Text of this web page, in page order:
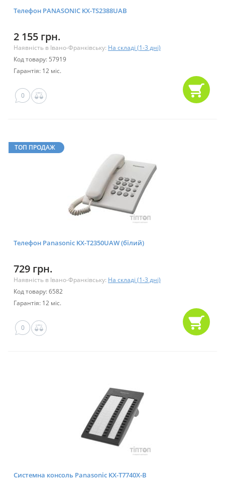
Телефон PANASONIC KX-TS2388UAB
2 155 грн.
Наявність в Івано-Франківську: На складі (1-3 дні)
Код товару: 57919
Гарантія: 12 міс.
0
ТОП ПРОДАЖ
Телефон Panasonic KX-T2350UAW (білий)
729 грн.
Наявність в Івано-Франківську: На складі (1-3 дні)
Код товару: 6582
Гарантія: 12 міс.
0
Системна консоль Panasonic KX-T7740X-B